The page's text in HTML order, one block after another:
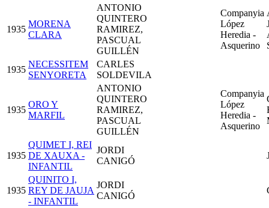
1935
MORENA
CLARA
ANTONIO
QUINTERO
RAMIREZ,
PASCUAL
GUILLÉN
Companyia
López
Heredia -
Asquerino
1935
NECESSITEM
SENYORETA
CARLES
SOLDEVILA
1935
ORO Y
MARFIL
ANTONIO
QUINTERO
RAMIREZ,
PASCUAL
GUILLÉN
Companyia
López
Heredia -
Asquerino
1935
QUIMET I, REI
DE XAUXA -
INFANTIL
JORDI
CANIGÓ
1935
QUINITO I,
REY DE JAUJA
- INFANTIL
JORDI
CANIGÓ